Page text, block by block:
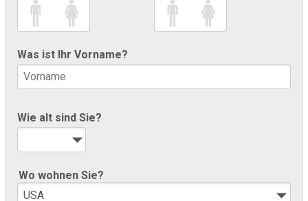
Was ist Ihr Vorname?
Wie alt sind Sie?
Wo wohnen Sie?